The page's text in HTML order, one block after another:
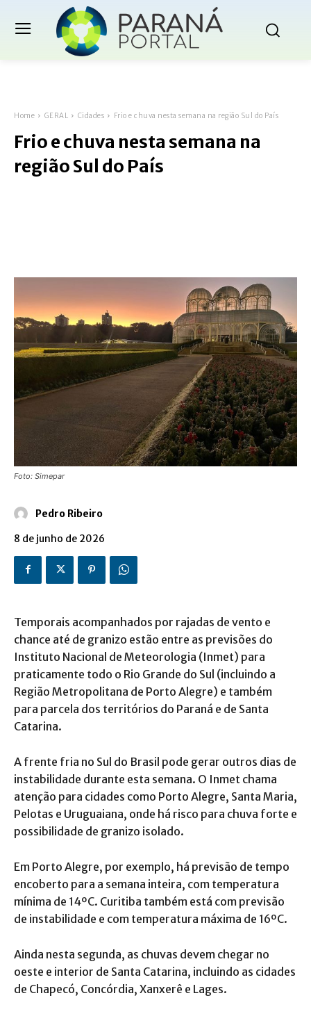
Home GERAL Cidades Frio e chuva nesta semana na região Sul do País
Frio e chuva nesta semana na
região Sul do País
Foto: Simepar
Pedro Ribeiro
8 de junho de 2026
Temporais acompanhados por rajadas de vento e
chance até de granizo estão entre as previsões do
Instituto Nacional de Meteorologia (Inmet) para
praticamente todo o Rio Grande do Sul (incluindo a
Região Metropolitana de Porto Alegre) e também
para parcela dos territórios do Paraná e de Santa
Catarina.
A frente fria no Sul do Brasil pode gerar outros dias de
instabilidade durante esta semana. O Inmet chama
atenção para cidades como Porto Alegre, Santa Maria,
Pelotas e Uruguaiana, onde há risco para chuva forte e
possibilidade de granizo isolado.
Em Porto Alegre, por exemplo, há previsão de tempo
encoberto para a semana inteira, com temperatura
mínima de 14ºC. Curitiba também está com previsão
de instabilidade e com temperatura máxima de 16ºC.
Ainda nesta segunda, as chuvas devem chegar no
oeste e interior de Santa Catarina, incluindo as cidades
de Chapecó, Concórdia, Xanxerê e Lages.